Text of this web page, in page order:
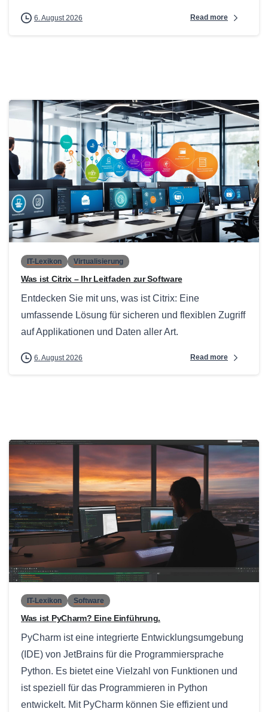
6. August 2026 Read more
0
IT-Lexikon Virtualisierung
Was ist Citrix – Ihr Leitfaden zur Software
Entdecken Sie mit uns, was ist Citrix: Eine
umfassende Lösung für sicheren und flexiblen Zugriff
auf Applikationen und Daten aller Art.
6. August 2026 Read more
IT-Lexikon Software
Was ist PyCharm? Eine Einführung.
PyCharm ist eine integrierte Entwicklungsumgebung
(IDE) von JetBrains für die Programmiersprache
Python. Es bietet eine Vielzahl von Funktionen und
ist speziell für das Programmieren in Python
entwickelt. Mit PyCharm können Sie effizient und